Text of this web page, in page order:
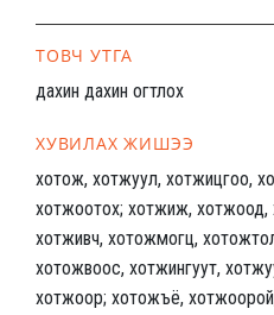
ТОВЧ УТГА
дахин дахин огтлох
ХУВИЛАХ ЖИШЭЭ
хотож, хотжуул, хотжицгоо,
хотжоотох; хотжиж, хотжоод,
хотживч, хотожмогц,
хотожвоос, хотжингуут,
хотжоор; хотожъё,